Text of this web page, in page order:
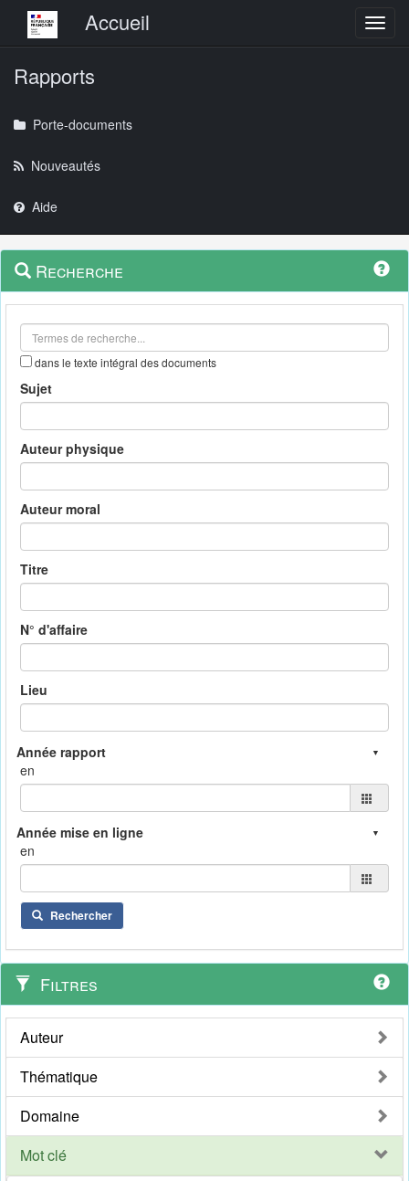
Menu principalAccueil
Rapports
Porte-documents
Nouveautés
Aide
Navigation
outils
Menu
contextuel
Recherche
dans le texte intégral des documents
Sujet
Auteur physique
Auteur moral
Titre
N° d'affaire
Lieu
en
en
Rechercher
Filtres
Auteur
Thématique
Domaine
Mot clé